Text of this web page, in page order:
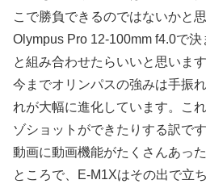
こで勝負できるのではないかと
Olympus Pro 12-100mm f4.0で
と組み合わせたらいいと思います
今までオリンパスの強みは手振
れが大幅に進化しています。こ
ゾショットができたりする訳で
動画に動画機能がたくさんあっ
ところで、E-M1Xはその出で立